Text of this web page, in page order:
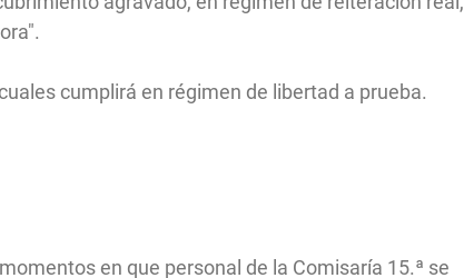
cumplirá en régimen de libertad a prueba.
en que personal de la Comisaría 15.ª se